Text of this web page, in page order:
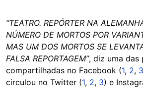
“TEATRO. REPÓRTER NA
NÚMERO DE MORTOS POR
MAS UM DOS MORTOS SE
FALSA REPORTAGEM”, diz uma das
compartilhadas no Facebook (1, 2, 3
circulou no Twitter (1, 2, 3) e